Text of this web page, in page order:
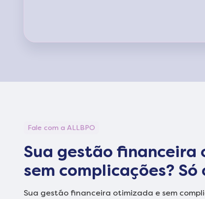
Fale com a ALLBPO
Sua gestão financeira
sem complicações? Só
Sua gestão financeira otimizada e sem